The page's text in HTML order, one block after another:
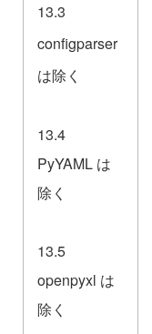
13.3
configparser
は除く
13.4
PyYAML は
除く
13.5
openpyxl は
除く